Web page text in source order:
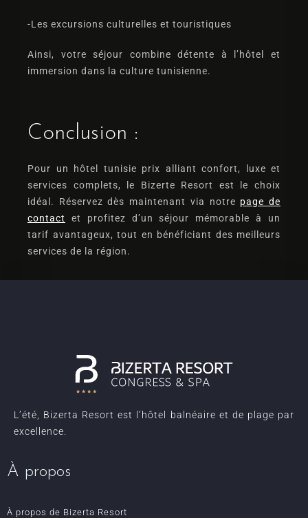
-Les excursions culturelles et touristiques
Ainsi, votre séjour combine détente à l’hôtel et
immersion dans la culture tunisienne.
Conclusion :
Pour un hôtel tunisie prix alliant confort, luxe et
services complets, le Bizerte Resort
est le choix
idéal. Réservez dès maintenant via notre page de
contact
et profitez d’un séjour mémorable à un
tarif avantageux, tout en bénéficiant des meilleurs
services de la région.
L’été, Bizerta Resort est l’hôtel balnéaire et de plage par
excellence.
À propos
À propos de Bizerta Resort